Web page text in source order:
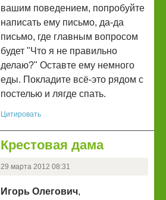
вашим поведением, попробуйте
написать ему письмо, да-да
письмо, где главным вопросом
будет "Что я не правильно
делаю?" Оставте ему немного
еды. Покладите всё-это рядом с
постелью и лягде спать.
Цитировать
Крестовая дама
29 марта 2012 08:31
Игорь Олегович,